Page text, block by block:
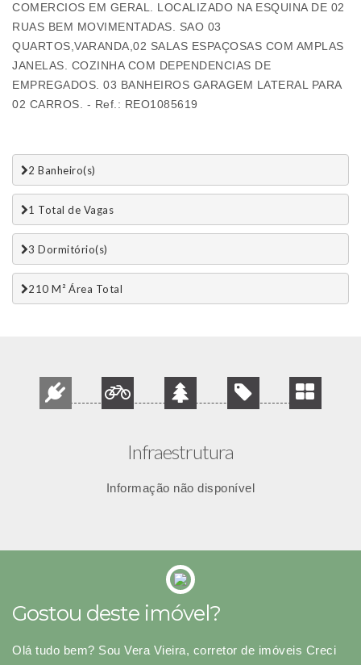
COMERCIOS EM GERAL. LOCALIZADO NA ESQUINA DE 02
RUAS BEM MOVIMENTADAS. SAO 03
QUARTOS,VARANDA,02 SALAS ESPAÇOSAS COM AMPLAS
JANELAS. COZINHA COM DEPENDENCIAS DE
EMPREGADOS. 03 BANHEIROS GARAGEM LATERAL PARA
02 CARROS. - Ref.: REO1085619
2 Banheiro(s)
1 Total de Vagas
3 Dormitório(s)
210 M² Área Total
Infraestrutura
Informação não disponível
Gostou deste imóvel?
Olá tudo bem? Sou Vera Vieira, corretor de imóveis Creci